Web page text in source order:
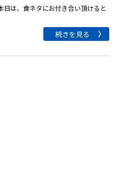
日は、食ネタにお付き合い頂けると
続きを見る